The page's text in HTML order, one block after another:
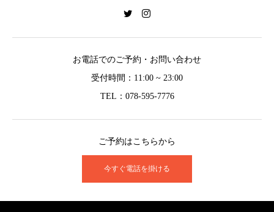
お電話でのご予約・お問い合わせ
受付時間：11:00 ~ 23:00
TEL：078-595-7776
ご予約はこちらから
今すぐ電話を掛ける